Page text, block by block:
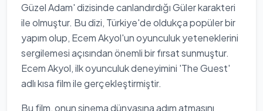
Güzel Adam' dizisinde canlandırdığı Güler karakteri
ile olmuştur. Bu dizi, Türkiye'de oldukça popüler bir
yapım olup, Ecem Akyol'un oyunculuk yeteneklerini
sergilemesi açısından önemli bir fırsat sunmuştur.
Ecem Akyol, ilk oyunculuk deneyimini 'The Guest'
adlı kısa film ile gerçekleştirmiştir.
Bu film, onun sinema dünyasına adım atmasını